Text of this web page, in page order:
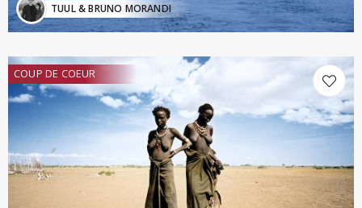
TUUL & BRUNO MORANDI
COUP DE COEUR